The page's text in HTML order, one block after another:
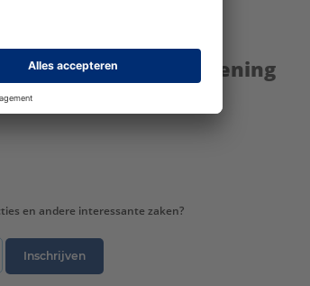
en onze dienstverlening
en andere interessante zaken?
Inschrijven